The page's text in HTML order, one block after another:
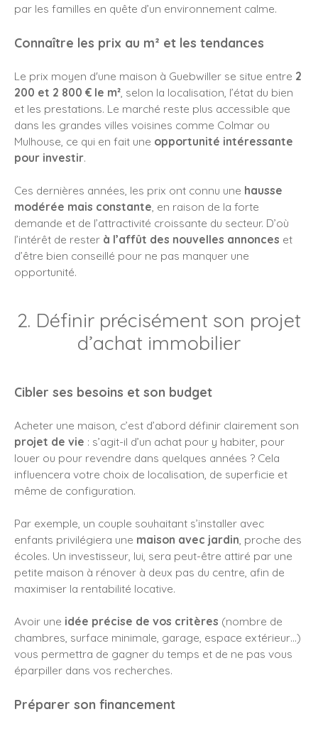
par les familles en quête d’un environnement calme.
Connaître les prix au m² et les tendances
Le prix moyen d'une maison à Guebwiller se situe entre 2
200 et 2 800 € le m² , selon la localisation, l’état du bien
et les prestations. Le marché reste plus accessible que
dans les grandes villes voisines comme Colmar ou
Mulhouse, ce qui en fait une opportunité intéressante
pour investir.
Ces dernières années, les prix ont connu une hausse
modérée mais constante , en raison de la forte
demande et de l’attractivité croissante du secteur. D’où
l’intérêt de rester à l’affût des nouvelles annonces et
d’être bien conseillé pour ne pas manquer une
opportunité.
2. Définir précisément son projet
d’achat immobilier
Cibler ses besoins et son budget
Acheter une maison, c’est d’abord définir clairement son
projet de vie : s’agit-il d’un achat pour y habiter, pour
louer ou pour revendre dans quelques années ? Cela
influencera votre choix de localisation, de superficie et
même de configuration.
Par exemple, un couple souhaitant s’installer avec
enfants privilégiera une maison avec jardin , proche des
écoles. Un investisseur, lui, sera peut-être attiré par une
petite maison à rénover à deux pas du centre, afin de
maximiser la rentabilité locative.
Avoir une idée précise de vos critères (nombre de
chambres, surface minimale, garage, espace extérieur…)
vous permettra de gagner du temps et de ne pas vous
éparpiller dans vos recherches.
Préparer son financement